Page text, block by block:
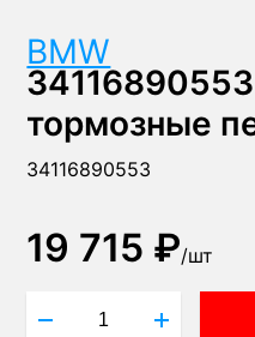
BMW
тормозные
34116890553
19 715 ₽/шт